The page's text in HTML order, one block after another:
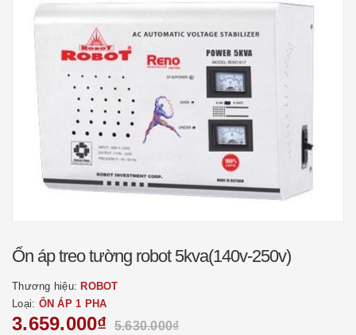
Ổn áp treo tường robot 5kva(140v-250v)
Thương hiệu: ROBOT
Loại: ỔN ÁP 1 PHA
3.659.000₫ 5.630.000₫